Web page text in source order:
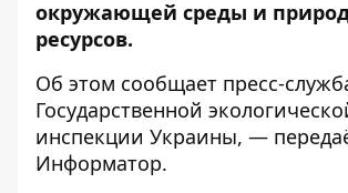
окружающей среды и
ресурсов.
Об этом сообщает пресс-
Государственной
инспекции Украины, —
Информатор.